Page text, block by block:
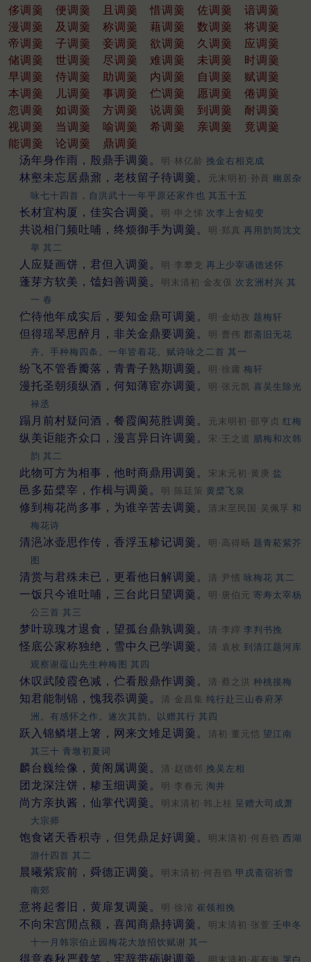
侈调羹
便调羹 且调羹 惜调羹 佐调羹
谙调羹
漫调羹
及调羹 称调羹 藉调羹 数调羹
将调羹
帝调羹
子调羹 妾调羹 欲调羹 久调羹
应调羹
储调羹
世调羹 尽调羹 难调羹 未调羹
时调羹
早调羹
侍调羹 助调羹 内调羹 自调羹
赋调羹
本调羹
儿调羹 事调羹 伫调羹 愿调羹
倦调羹
忽调羹
如调羹 方调羹 说调羹 到调羹
耐调羹
视调羹
当调羹 喻调羹 希调羹 亲调羹
竟调羹
能调羹
论调羹
鼎调羹
汤年身作雨，殷鼎手调羹。
明·林亿龄 挽金右相克成
林壑未忘居鼎鼐，老枝留子待调羹。 元末明初·孙蕡 幽居杂
咏七十四首，自洪武十一年平原还家作也 其五十五
长材宜构厦，佳实合调羹。 明·申之悌 次李上舍鲲变
共说相门频吐哺，终烦御手为调羹。 明·郑真 再用韵简沈文
举 其二
人应疑画饼，君但入调羹。 明·李攀龙 再上少宰诵德述怀
蓬芽方软美，馌妇善调羹。 明末清初·金友伋 次玄洲村兴 其
一 春
伫待他年成实后，要知金鼎可调羹。 明·金幼孜 题梅轩
但得瑶琴思醉月，非关金鼎要调羹。 明·曹伟 郡斋旧无花
卉。手种梅四条。一年皆着花。赋诗咏之二首 其一
纷飞不管香瓣落，青青子熟期调羹。 明·徐庸 梅轩
漫托圣朝须纵酒，何知薄宦亦调羹。 明·张元凯 喜吴生除光
禄丞
蹋月前村疑问酒，餐霞阆苑胜调羹。 元末明初·邵亨贞 红梅
纵美讵能齐众口，漫言异日许调羹。 宋·王之道
腊梅和次韩
韵 其二
此物可方为相事，他时商鼎用调羹。 宋末元初·黄庚 盐
邑多茹檗宰，作楫与调羹。 明·陈廷策 黄檗飞泉
修到梅花尚多事，为谁辛苦去调羹。 清末至民国·吴佩孚 和
梅花诗
清浥冰壶思作传，香浮玉糁记调羹。 明·高得旸 题青菘紫芥
图
清赏与君殊未已，更看他日解调羹。 清·尹愭 咏梅花 其二
一饭只今谁吐哺，三台此日望调羹。 明·唐伯元 寄寿太宰杨
公三首 其三
梦叶琼瑰才退食，望孤台鼎孰调羹。 清·李縡 李判书挽
怪底公家称独绝，雪中久已学调羹。 清·袁枚 到清江题河库
观察谢蕴山先生种梅图 其四
休叹武陵霞色减，伫看殷鼎作调羹。 清·蔡之洪 种桃接梅
知君能制锦，愧我忝调羹。 清·金昌集 纯行赴三山春府茅
洲。有感怀之作。遂次其韵。以赠其行 其四
跃入锦鳞堪上箸，网来文雉足调羹。 清初·董元恺 望江南
其三十 青墩初夏词
麟台巍绘像，黄阁属调羹。 清·赵德邻 挽吴左相
团龙深注饼，糁玉细调羹。 明·李春元 淘井
尚方亲执酱，仙掌代调羹。 明末清初·韩上桂 呈赠大司成萧
大宗师
饱食诸天香积寺，但凭鼎足好调羹。 明末清初·何吾驺 西湖
游什四首 其二
晨曦紫宸前，舜德正调羹。 明末清初·何吾驺 甲戌斋宿祈雪
南郊
意将起耆旧，黄扉复调羹。 明·徐渻 崔领相挽
不向宋宫閒点额，喜闻商鼎持调羹。 明末清初·张萱 壬申冬
十一月韩宗伯止园梅花大放招饮赋谢 其一
得意春秋严载笔，牢辞带砺谢调羹。 明末清初·崔有海 哭白